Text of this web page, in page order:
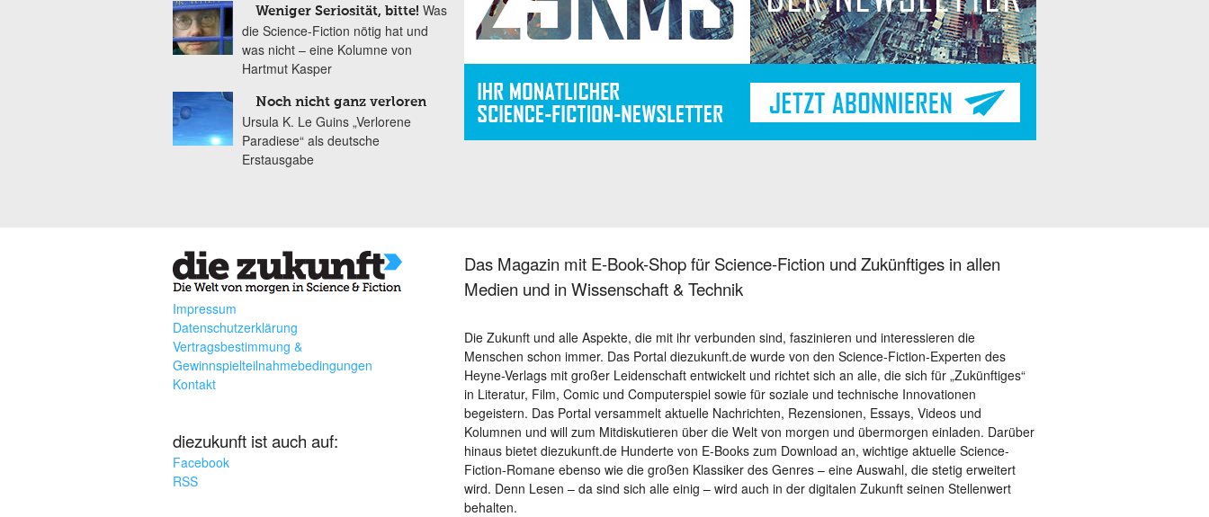
Weniger Seriosität, bitte! Was
die Science-Fiction nötig hat und
was nicht – eine Kolumne von
Hartmut Kasper
Noch nicht ganz verloren
Ursula K. Le Guins „Verlorene
Paradiese“ als deutsche
Erstausgabe
Impressum
Datenschutzerklärung
Vertragsbestimmung &
Gewinnspielteilnahmebedingungen
Kontakt
diezukunft ist auch auf:
Facebook
RSS
Das Magazin mit E-Book-Shop für Science-Fiction und Zukünftiges in allen
Medien und in Wissenschaft & Technik
Die Zukunft und alle Aspekte, die mit ihr verbunden sind, faszinieren und interessieren die
Menschen schon immer. Das Portal diezukunft.de wurde von den Science-Fiction-Experten des
Heyne-Verlags mit großer Leidenschaft entwickelt und richtet sich an alle, die sich für „Zukünftiges“
in Literatur, Film, Comic und Computerspiel sowie für soziale und technische Innovationen
begeistern. Das Portal versammelt aktuelle Nachrichten, Rezensionen, Essays, Videos und
Kolumnen und will zum Mitdiskutieren über die Welt von morgen und übermorgen einladen. Darüber
hinaus bietet diezukunft.de Hunderte von E-Books zum Download an, wichtige aktuelle Science-
Fiction-Romane ebenso wie die großen Klassiker des Genres – eine Auswahl, die stetig erweitert
wird. Denn Lesen – da sind sich alle einig – wird auch in der digitalen Zukunft seinen Stellenwert
behalten.